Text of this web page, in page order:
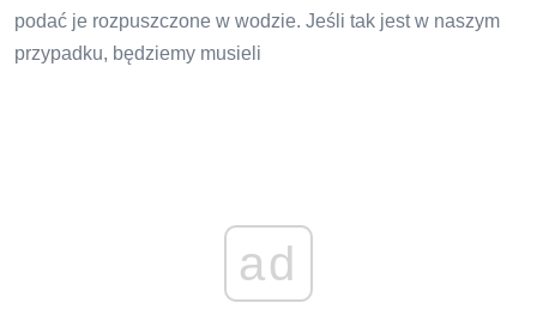
podać je rozpuszczone w wodzie. Jeśli tak jest w naszym
przypadku, będziemy musieli
ad